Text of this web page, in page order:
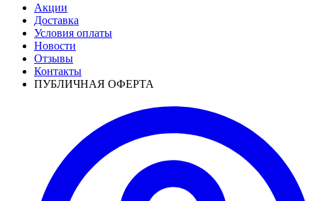
Акции
Доставка
Условия оплаты
Новости
Отзывы
Контакты
ПУБЛИЧНАЯ ОФЕРТА